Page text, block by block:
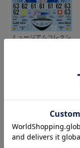
ミュージアムコレクシ
[取り寄せ] ミュージア
ムコレクション 1/24
ザウバー メルセデス...